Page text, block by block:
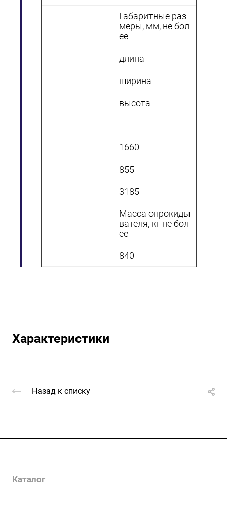
Габаритные раз
меры, мм, не бол
ее
длина
ширина
высота
1660
855
3185
Масса опрокиды
вателя, кг не бол
ее
840
Характеристики
Назад к списку
Каталог